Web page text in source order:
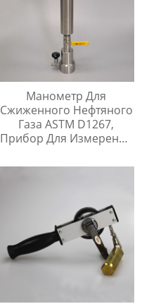
Манометр Для
Сжиженного Нефтяного
Газа ASTM D1267,
Прибор Для Измерения